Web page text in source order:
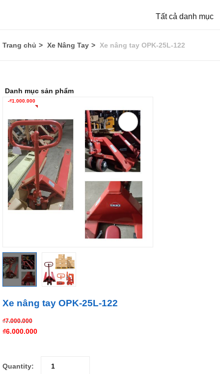
Tất cả danh mục
Trang chủ Xe Nâng Tay Xe nâng tay OPK-25L-122
Danh mục sản phẩm
-₫1.000.000
Xe nâng tay OPK-25L-122
₫7.000.000
₫6.000.000
Quantity: